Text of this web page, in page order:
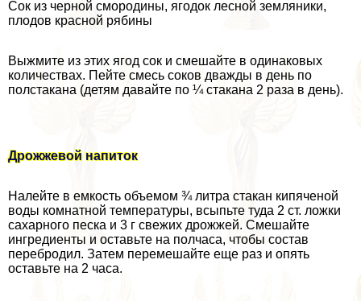
Сок из черной смородины, ягодок лесной земляники,
плодов красной рябины
Выжмите из этих ягод сок и смешайте в одинаковых
количествах. Пейте смесь соков дважды в день по
полстакана (детям давайте по ¼ стакана 2 раза в день).
Дрожжевой напиток
Налейте в емкость объемом ¾ литра стакан кипяченой
воды комнатной температуры, всыпьте туда 2 ст. ложки
сахарного песка и 3 г свежих дрожжей. Смешайте
ингредиенты и оставьте на полчаса, чтобы состав
перебродил. Затем перемешайте еще раз и опять
оставьте на 2 часа.